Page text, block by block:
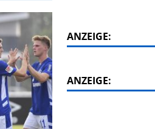
ANZEIGE:
ANZEIGE: